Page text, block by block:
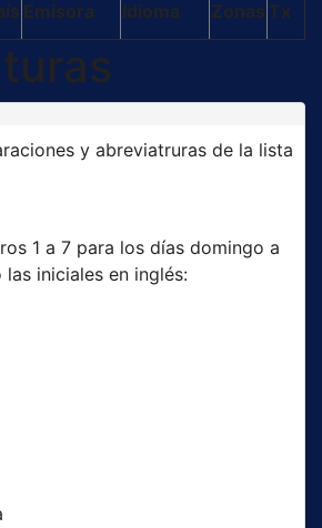
Emisora Idioma Zonas Tx
y abreviatruras de la lista
1 a 7 para los días domingo a
iniciales en inglés: